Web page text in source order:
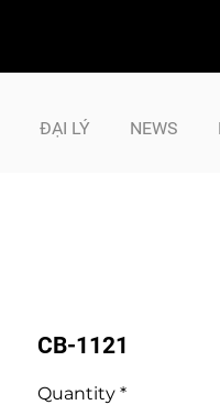
ĐẠI LÝ NEWS
CB-1121
Quantity *